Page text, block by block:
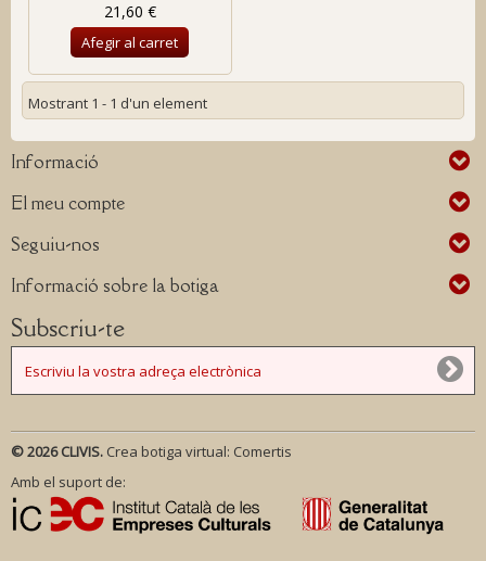
21,60 €
Afegir al carret
Mostrant 1 - 1 d'un element
Informació
El meu compte
Seguiu-nos
Informació sobre la botiga
Subscriu-te
© 2026 CLIVIS. Crea botiga virtual: Comertis
Amb el suport de: